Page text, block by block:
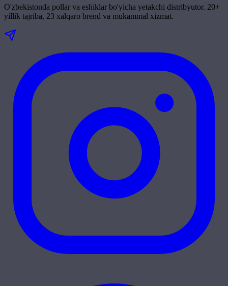
O'zbekistonda pollar va eshiklar bo'yicha yetakchi distribyutor. 20+
yillik tajriba, 23 xalqaro brend va mukammal xizmat.